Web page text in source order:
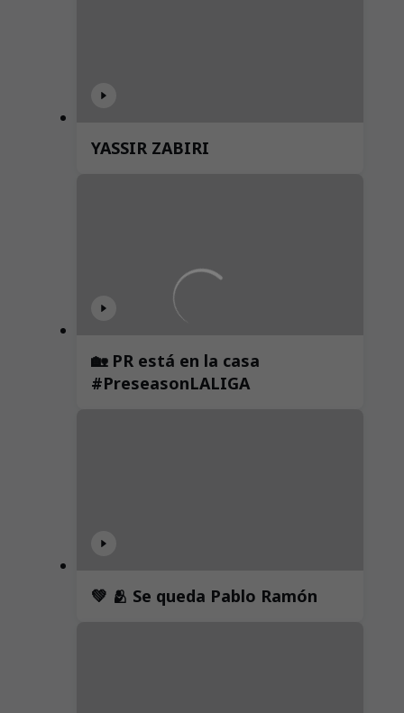
YASSIR ZABIRI
🏡 PR está en la casa
#PreseasonLALIGA
💚 🫂 Se queda Pablo Ramón